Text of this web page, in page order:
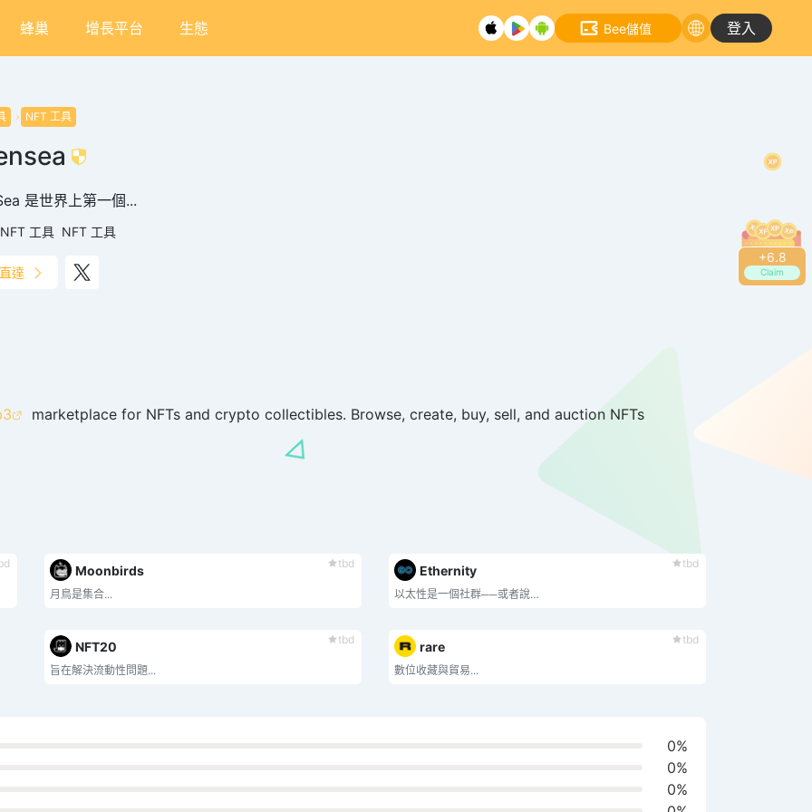
+7.0
Claim
蜂巢 增長平台 生態 Bee儲值 登入
NFT 工具
是世界上第一個...
NFT 工具 NFT 工具
達
marketplace for NFTs and crypto collectibles. Browse, create, buy, sell, and auction NFTs
tbd
Moonbirds
月鳥是集合...
tbd
Ethernity
以太性是一個社群──或者說…
tbd
NFT20
旨在解決流動性問題...
tbd
rare
數位收藏與貿易...
0%
0%
0%